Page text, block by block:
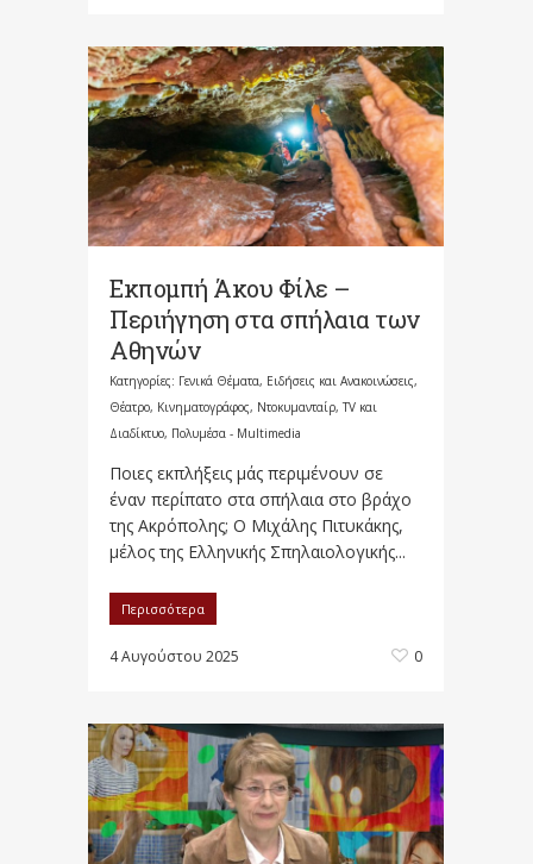
Εκπομπή Άκου Φίλε –
Περιήγηση στα σπήλαια των
Αθηνών
Κατηγορίες: Γενικά Θέματα, Ειδήσεις και Ανακοινώσεις,
Θέατρο, Κινηματογράφος, Ντοκυμανταίρ, TV και
Διαδίκτυο, Πολυμέσα - Multimedia
Ποιες εκπλήξεις μάς περιμένουν σε
έναν περίπατο στα σπήλαια στο βράχο
της Ακρόπολης; Ο Μιχάλης Πιτυκάκης,
μέλος της Ελληνικής Σπηλαιολογικής...
Περισσότερα
4 Αυγούστου 2025 0